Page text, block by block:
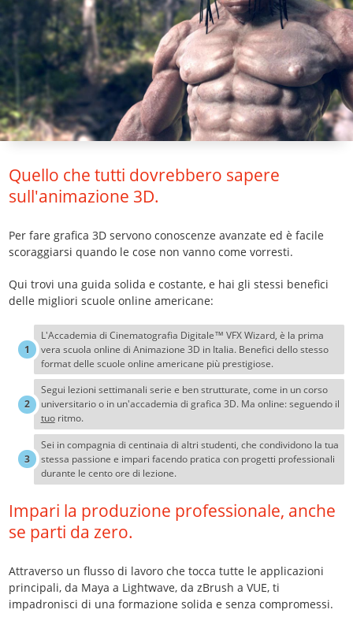
Quello che tutti dovrebbero sapere
sull'animazione 3D.
Per fare grafica 3D servono conoscenze avanzate ed è facile
scoraggiarsi quando le cose non vanno come vorresti.
Qui trovi una guida solida e costante, e hai gli stessi benefici
delle migliori scuole online americane:
L'Accademia di Cinematografia Digitale™ VFX Wizard, è la prima
vera scuola online di Animazione 3D in Italia. Benefici dello stesso
format delle scuole online americane più prestigiose.
Segui lezioni settimanali serie e ben strutturate, come in un corso
universitario o in un'accademia di grafica 3D. Ma online: seguendo il
tuoritmo.
Sei in compagnia di centinaia di altri studenti, che condividono la tua
stessa passione e impari facendo pratica con progetti professionali
durante le cento ore di lezione.
Impari la produzione professionale, anche
se parti da zero.
Attraverso un flusso di lavoro che tocca tutte le applicazioni
principali, da Maya a Lightwave, da zBrush a VUE, ti
impadronisci di una formazione solida e senza compromessi.